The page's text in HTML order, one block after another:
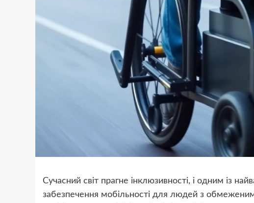
Сучасний світ прагне інклюзивності, і одним із
забезпечення мобільності для людей з